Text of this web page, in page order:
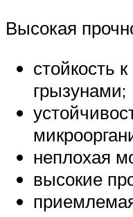
Высокая
стойкость
грызунами;
неплохая
высокие